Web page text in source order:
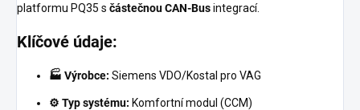
platformu PQ35 s částečnou CAN-Busintegrací.
Klíčové údaje:
🏭 Výrobce: Siemens VDO/Kostal pro VAG
⚙️ Typ systému: Komfortní modul (CCM)